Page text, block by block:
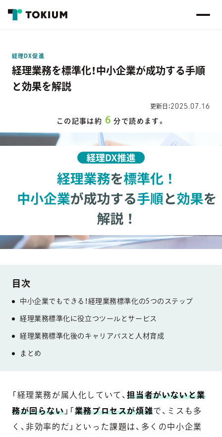
経理DX促進
経理業務を標準化！中小企業が成功する手順
と効果を解説
更新日：2025.07.16
この記事は約 6分で読めます。
中小企業でもできる！経理業務標準化の5つのステップ
経理業務標準化に役立つツールとサービス
経理業務標準化後のキャリアパスと人材育成
まとめ
「経理業務が属人化していて、担当者がいないと業
務が回らない」「 業務プロセスが煩雑で、ミスも多
く、非効率的だ」といった課題は、多くの中小企業